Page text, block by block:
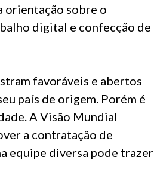
orientação sobre o
digital e confecção de
favoráveis e abertos
país de origem. Porém é
A Visão Mundial
a contratação de
equipe diversa pode trazer